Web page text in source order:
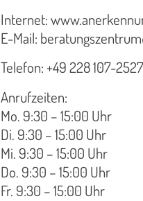
Internet:
E-Mail:
Telefon: +49 228 107-2527
Anrufzeiten:
Mo. 9:30 – 15:00 Uhr
Di. 9:30 – 15:00 Uhr
Mi. 9:30 – 15:00 Uhr
Do. 9:30 – 15:00 Uhr
Fr. 9:30 – 15:00 Uhr